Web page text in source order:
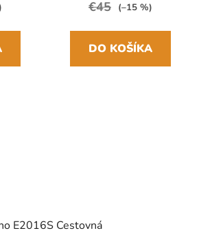
€45 (–15 %)
DO KOŠÍKA
E2016S Cestovná